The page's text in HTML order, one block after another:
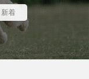
新着